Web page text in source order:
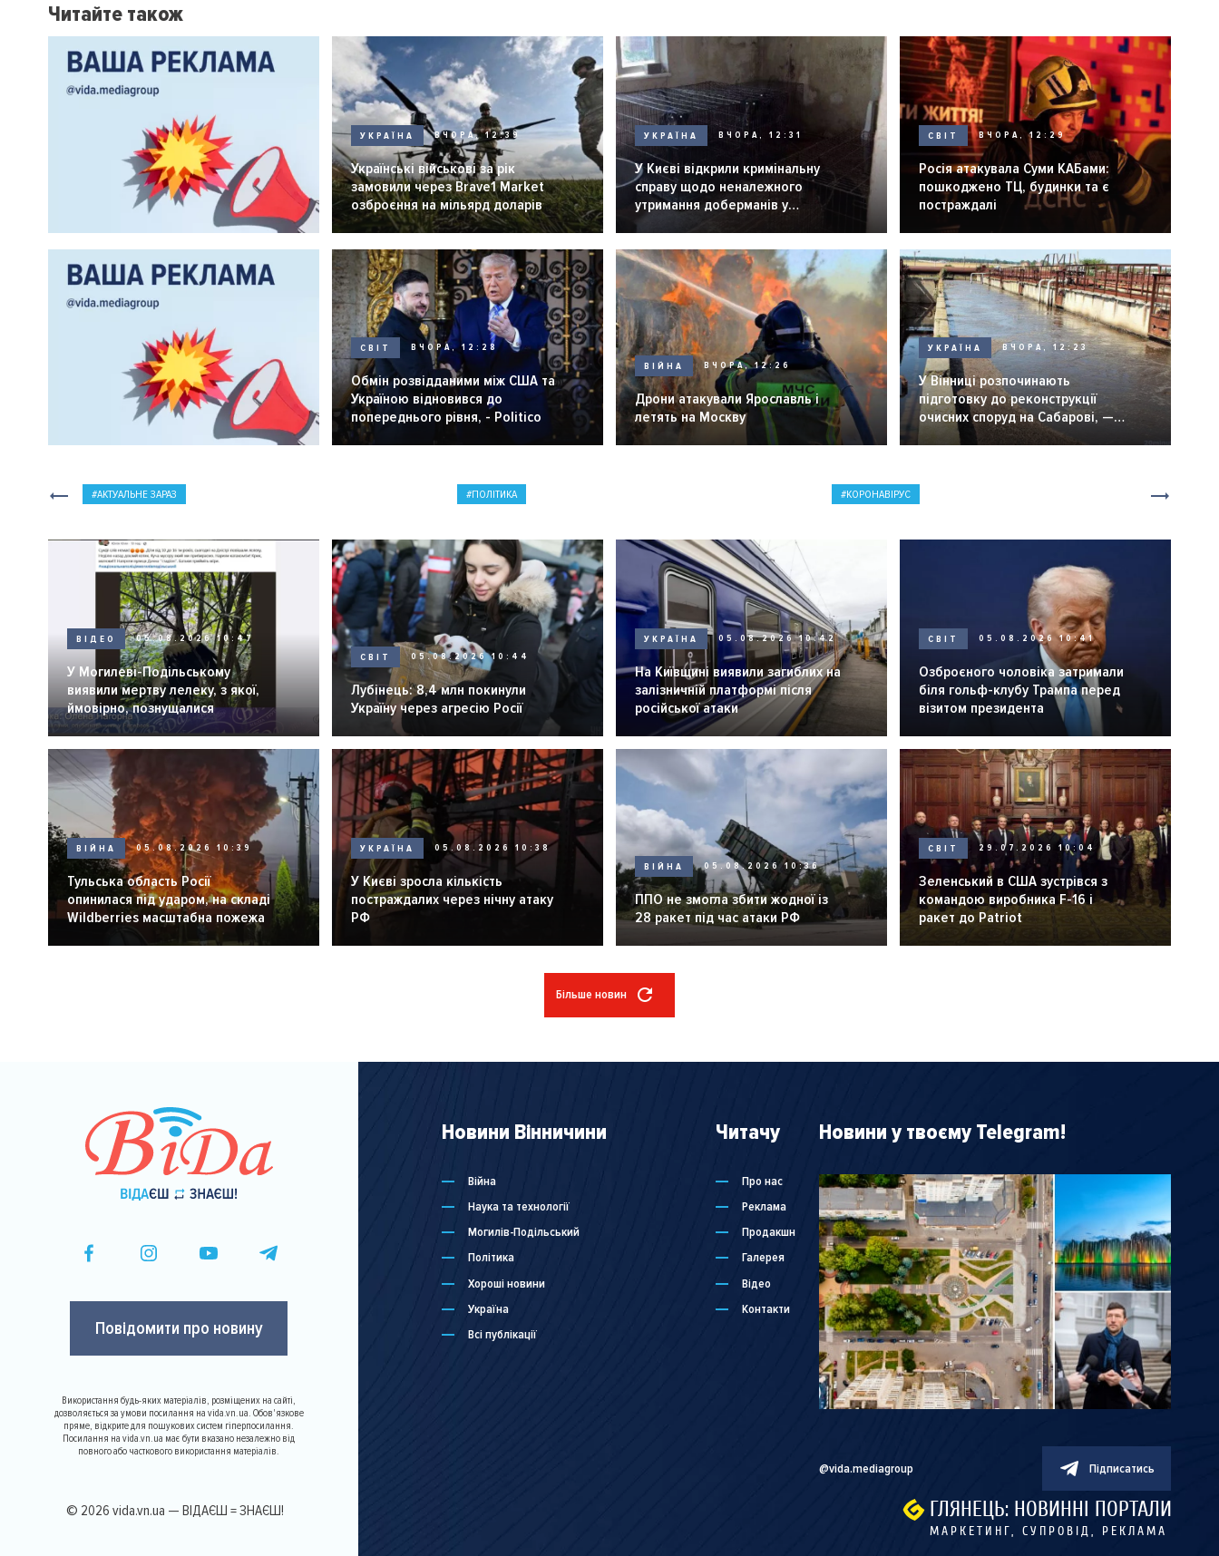
Читайте також
УКРАЇНА ВЧОРА, 12:39
Українські військові за рік
замовили через Brave1 Market
озброєння на мільярд доларів
УКРАЇНА ВЧОРА, 12:31
У Києві відкрили кримінальну
справу щодо неналежного
утримання доберманів у
розпліднику
СВІТ ВЧОРА, 12:29
Росія атакувала Суми КАБами:
пошкоджено ТЦ, будинки та є
постраждалі
СВІТ ВЧОРА, 12:28
Обмін розвідданими між США та
Україною відновився до
попереднього рівня, - Politico
ВІЙНА ВЧОРА, 12:26
Дрони атакували Ярославль і
летять на Москву
УКРАЇНА ВЧОРА, 12:23
У Вінниці розпочинають
підготовку до реконструкції
очисних споруд на Сабарові, —
мер Вінниці.
АКТУАЛЬНЕ ЗАРАЗ ПОЛІТИКА КОРОНАВІРУС
ВІДЕО 05.08.2026 10:47
У Могилеві-Подільському
виявили мертву лелеку, з якої,
ймовірно, познущалися
СВІТ 05.08.2026 10:44
Лубінець: 8,4 млн покинули
Україну через агресію Росії
УКРАЇНА 05.08.2026 10:42
На Київщині виявили загиблих на
залізничній платформі після
російської атаки
СВІТ 05.08.2026 10:41
Озброєного чоловіка затримали
біля гольф-клубу Трампа перед
візитом президента
ВІЙНА 05.08.2026 10:39
Тульська область Росії
опинилася під ударом, на складі
Wildberries масштабна пожежа
УКРАЇНА 05.08.2026 10:38
У Києві зросла кількість
постраждалих через нічну атаку
РФ
ВІЙНА 05.08.2026 10:36
ППО не змогла збити жодної із
28 ракет під час атаки РФ
СВІТ 29.07.2026 10:04
Зеленський в США зустрівся з
командою виробника F-16 і
ракет до Patriot
Більше новин
Повідомити про новину
Використання будь-яких матеріалів, розміщених на сайті,
дозволяється за умови посилання на vida.vn.ua. Обов'язкове
пряме, відкрите для пошукових систем гіперпосилання.
Посилання на vida.vn.ua має бути вказано незалежно від
повного або часткового використання матеріалів.
© 2026 vida.vn.ua — ВІДАЄШ = ЗНАЄШ! ГЛЯНЕЦЬ: НОВИННІ ПОРТАЛИ
МАРКЕТИНГ, СУПРОВІД, РЕКЛАМА
Новини Вінничини
Війна
Наука та технології
Могилів-Подільський
Політика
Хороші новини
Україна
Всі публікації
Читачу
Про нас
Реклама
Продакшн
Галерея
Відео
Контакти
Новини у твоєму Telegram!
@vida.mediagroup Підписатись